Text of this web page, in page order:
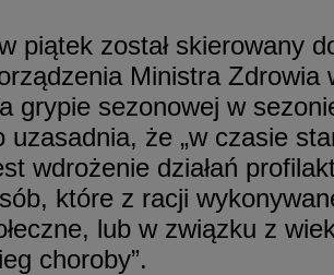
piątek został skierowany
Ministra Zdrowia
grypie sezonowej w
uzasadnia, że „w czasie
wdrożenie działań
które z racji
lub w związku z
choroby”.